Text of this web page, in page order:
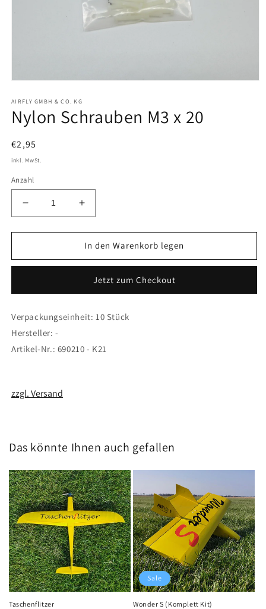
in
Modal
öffnen
AIRFLY GMBH & CO. KG
Nylon Schrauben M3 x 20
Normaler
Preis
€2,95
inkl. MwSt.
Anzahl
Verringere
die
Menge
Nylon
x
Erhöhe
die
Menge
für
Nylon
M3
x
In den Warenkorb legen
Jetzt zum Checkout
Verpackungseinheit: 10 Stück
Hersteller: -
Artikel-Nr.: 690210 - K21
zzgl. Versand
Das könnte Ihnen auch gefallen
Taschenflitzer
Sale
Wonder S (Komplett Kit)